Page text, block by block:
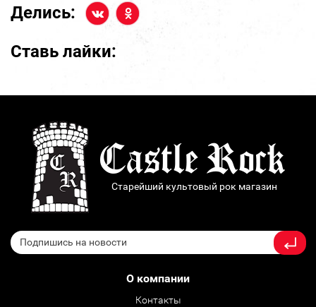
Делись:
Ставь лайки:
Старейший культовый рок магазин
О компании
Контакты